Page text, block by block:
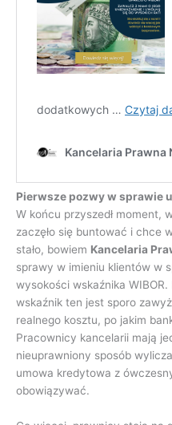
Pierwsze pozwy w sprawie
W końcu przyszedł moment,
zaczęło się buntować i chce
stało, bowiem Kancelaria
sprawy w imieniu klientów w
wysokości wskaźnika
wskaźnik ten jest sporo
realnego kosztu, po jakim
Pracownicy kancelarii mają
nieuprawniony sposób
umowa kredytowa z
obowiązywać.